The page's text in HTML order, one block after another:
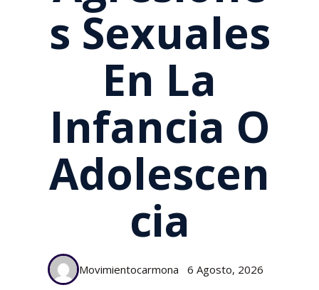
S Sexuales
En La
Infancia O
Adolescen
Cia
Movimientocarmona 6 Agosto, 2026